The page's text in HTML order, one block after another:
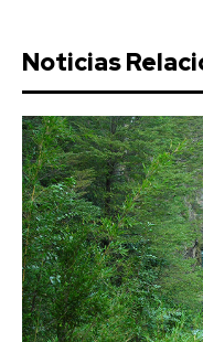
Noticias